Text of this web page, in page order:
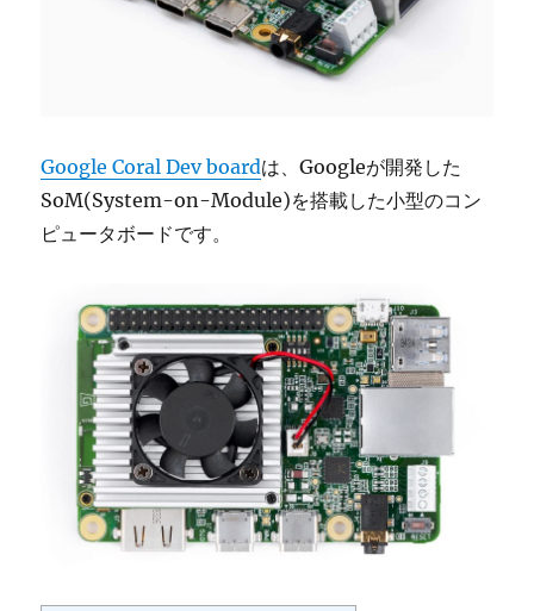
Google Coral Dev boardは、Googleが開発した
SoM(System-on-Module)を搭載した小型のコン
ピュータボードです。